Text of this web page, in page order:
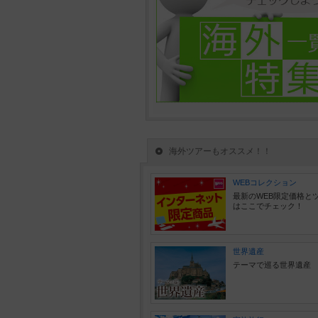
海外ツアーもオススメ！！
WEBコレクション
最新のWEB限定価格と
はここでチェック！
世界遺産
テーマで巡る世界遺産